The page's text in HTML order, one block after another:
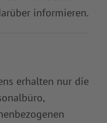
informieren.
erhalten nur die